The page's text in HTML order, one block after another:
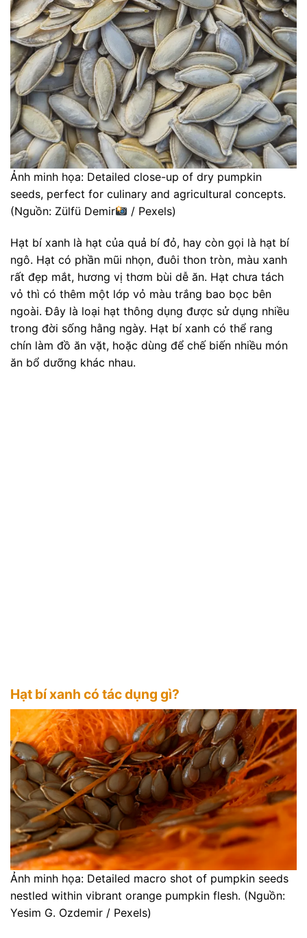
Ảnh minh họa: Detailed close-up of dry pumpkin
seeds, perfect for culinary and agricultural concepts.
(Nguồn: Zülfü Demir
/ Pexels)
Hạt bí xanh là hạt của quả bí đỏ, hay còn gọi là hạt bí
ngô. Hạt có phần mũi nhọn, đuôi thon tròn, màu xanh
rất đẹp mắt, hương vị thơm bùi dễ ăn. Hạt chưa tách
vỏ thì có thêm một lớp vỏ màu trắng bao bọc bên
ngoài. Đây là loại hạt thông dụng được sử dụng nhiều
trong đời sống hằng ngày. Hạt bí xanh có thể rang
chín làm đồ ăn vặt, hoặc dùng để chế biến nhiều món
ăn bổ dưỡng khác nhau.
Hạt bí xanh có tác dụng gì?
Ảnh minh họa: Detailed macro shot of pumpkin seeds
nestled within vibrant orange pumpkin flesh. (Nguồn:
Yesim G. Ozdemir / Pexels)